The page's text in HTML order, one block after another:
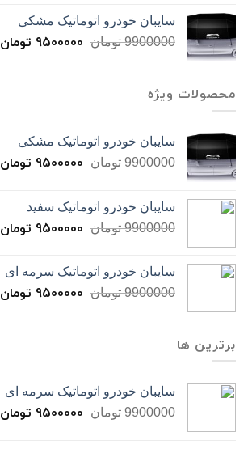
سایبان خودرو اتوماتیک مشکی
9900000 تومان 9500000 تومان
محصولات ویژه
سایبان خودرو اتوماتیک مشکی
9900000 تومان 9500000 تومان
سایبان خودرو اتوماتیک سفید
9900000 تومان 9500000 تومان
سایبان خودرو اتوماتیک سرمه ای
9900000 تومان 9500000 تومان
برترین ها
سایبان خودرو اتوماتیک سرمه ای
9900000 تومان 9500000 تومان